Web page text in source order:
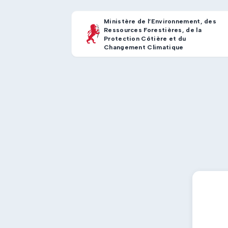
Ministère de l’Environnement, des
Ressources Forestières, de la
Protection Côtière et du
Changement Climatique